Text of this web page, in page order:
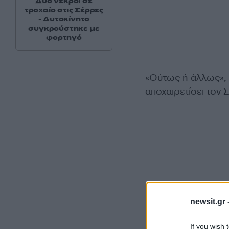
newsit.gr
If you wish
«Ούτως ή άλλως»,
αποχαιρετίσει
τροχαίο στις Σέρρες
- Αυτοκίνητο
συγκρούστηκε με
φορτηγό